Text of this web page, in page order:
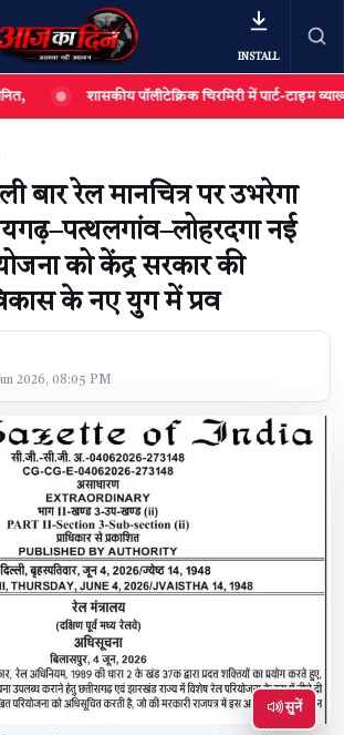
INSTALL
खोजें
शासकीय पॉलीटेक्निक चिरमिरी में पार्ट-टाइम व्याख्याताओं
बार रेल मानचित्र पर उभरेगा
नई
को केंद्र सरकार की
के नए युग में प्रव
2026, 08:05 PM
सुनें